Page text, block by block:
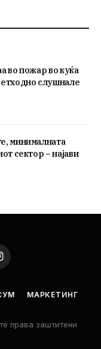
во пожар во куќа
слушнале
минималната
сектор – најави
МАРКЕТИНГ
права заштитени